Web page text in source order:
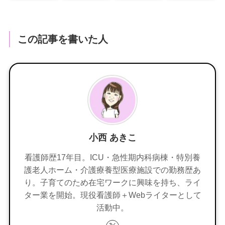
この記事を書いた人
小西 あきこ
看護師歴17年目。ICU・急性期内科病棟・特別養
護老人ホーム・介護療養型医療施設での勤務歴あ
り。子育てのため在宅ワークに興味を持ち、ライ
ター業を開始。現役看護師＋Webライターとして
活動中。